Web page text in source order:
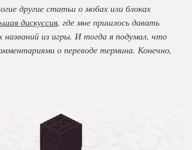
другие статьи о мобах или блоках
дискуссия, где мне пришлось давать
названий из игры. И тогда я подумал, что
о переводе термина. Конечно,